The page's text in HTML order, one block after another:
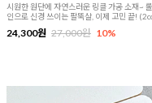
시원한 원단에 자연스러운 링클 가공 소재~
인으로 신경 쓰이는 팔뚝살, 이제 고민 끝!
24,300원 27,000원 10%